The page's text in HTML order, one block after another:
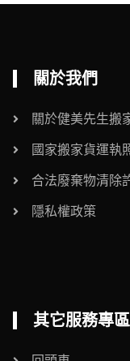
關於我們
關於健美先生搬
國家搬家貨運執
合法廢棄物清除
隱私權政策
其它服務專區